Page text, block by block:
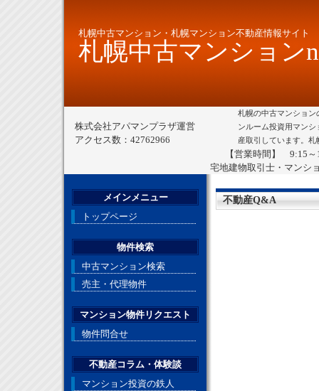
札幌中古マンション・札幌マンション不動産情報サイト
札幌中古マンション
株式会社アパマンプラザ運営
アクセス数：42762966
札幌の中古マンショ
ンルーム投資用マン
産取引しています。
【営業時間】 9:15
宅地建物取引士・マンシ
不動産Q&A
メインメニュー
トップページ
物件検索
中古マンション検索
売主・代理物件
マンション物件リクエスト
物件問合せ
不動産コラム・体験談
マンション投資の鉄人